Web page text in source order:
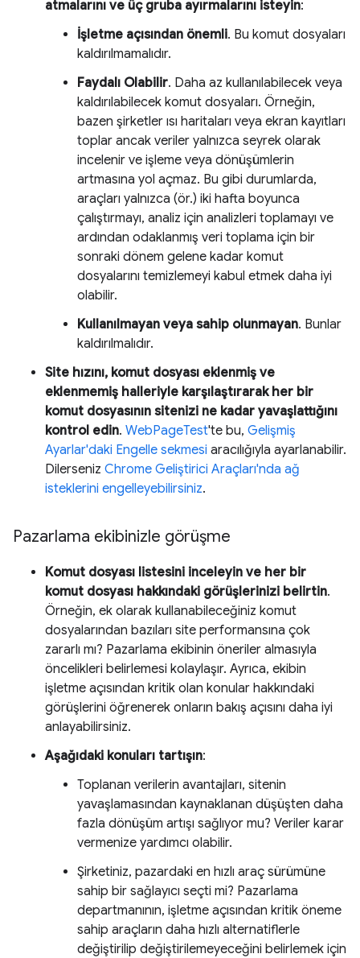
atmalarını ve üç gruba ayırmalarını isteyin:
İşletme açısından önemli. Bu komut dosyaları
kaldırılmamalıdır.
Faydalı Olabilir. Daha az kullanılabilecek veya
kaldırılabilecek komut dosyaları. Örneğin,
bazen şirketler ısı haritaları veya ekran kayıtları
toplar ancak veriler yalnızca seyrek olarak
incelenir ve işleme veya dönüşümlerin
artmasına yol açmaz. Bu gibi durumlarda,
araçları yalnızca (ör.) iki hafta boyunca
çalıştırmayı, analiz için analizleri toplamayı ve
ardından odaklanmış veri toplama için bir
sonraki dönem gelene kadar komut
dosyalarını temizlemeyi kabul etmek daha iyi
olabilir.
Kullanılmayan veya sahip olunmayan. Bunlar
kaldırılmalıdır.
Site hızını, komut dosyası eklenmiş ve
eklenmemiş halleriyle karşılaştırarak her bir
komut dosyasının sitenizi ne kadar yavaşlattığını
kontrol edin. WebPageTest'te bu, Gelişmiş
Ayarlar'daki Engelle sekmesi aracılığıyla ayarlanabilir.
Dilerseniz Chrome Geliştirici Araçları'nda ağ
isteklerini engelleyebilirsiniz.
Pazarlama ekibinizle görüşme
Komut dosyası listesini inceleyin ve her bir
komut dosyası hakkındaki görüşlerinizi belirtin.
Örneğin, ek olarak kullanabileceğiniz komut
dosyalarından bazıları site performansına çok
zararlı mı? Pazarlama ekibinin öneriler almasıyla
öncelikleri belirlemesi kolaylaşır. Ayrıca, ekibin
işletme açısından kritik olan konular hakkındaki
görüşlerini öğrenerek onların bakış açısını daha iyi
anlayabilirsiniz.
Aşağıdaki konuları tartışın:
Toplanan verilerin avantajları, sitenin
yavaşlamasından kaynaklanan düşüşten daha
fazla dönüşüm artışı sağlıyor mu? Veriler karar
vermenize yardımcı olabilir.
Şirketiniz, pazardaki en hızlı araç sürümüne
sahip bir sağlayıcı seçti mi? Pazarlama
departmanının, işletme açısından kritik öneme
sahip araçların daha hızlı alternatiflerle
değiştirilip değiştirilemeyeceğini belirlemek için